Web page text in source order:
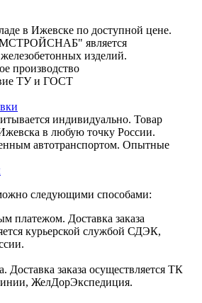
в Ижевске по доступной цене.
является
изделий.
производство
ТУ и ГОСТ
индивидуально. Товар
Ижевска в любую точку России.
автотранспортом. Опытные
следующими способами:
платежом. Доставка заказа
курьерской службой СДЭК,
Доставка заказа осуществляется ТК
ЖелДорЭкспедиция.